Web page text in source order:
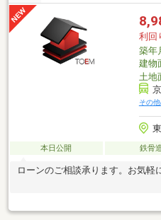
利回
築年
建物
土地
その
本日公開 鉄骨
ローンのご相談承ります。お気軽